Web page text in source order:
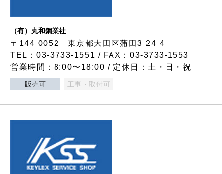
（有）丸和鋼業社
〒144-0052 東京都大田区蒲田3-24-4
TEL：03-3733-1551 / FAX：03-3733-1553
営業時間：8:00〜18:00 / 定休日：土・日・祝
販売可 工事・取付可